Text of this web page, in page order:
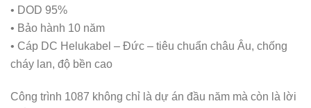
• DOD 95%
• Bảo hành 10 năm
• Cáp DC Helukabel – Đức – tiêu chuẩn châu Âu, chống
cháy lan, độ bền cao
Công trình 1087 không chỉ là dự án đầu năm mà còn là lời